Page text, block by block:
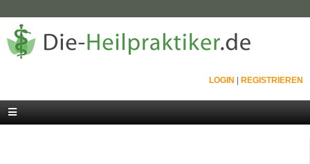
LOGIN REGISTRIEREN